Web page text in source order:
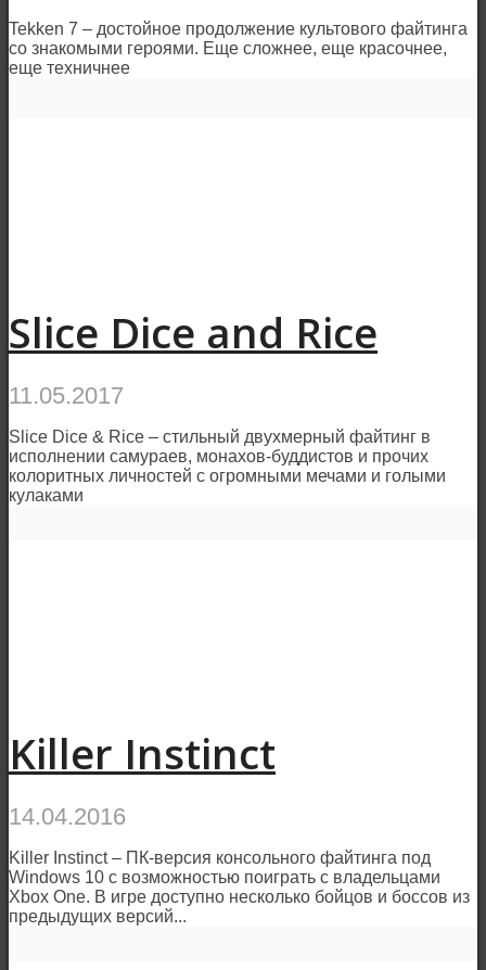
Tekken 7 – достойное продолжение культового файтинга
со знакомыми героями. Еще сложнее, еще красочнее,
еще техничнее
Slice Dice and Rice
11.05.2017
Slice Dice & Rice – стильный двухмерный файтинг в
исполнении самураев, монахов-буддистов и прочих
колоритных личностей с огромными мечами и голыми
кулаками
Killer Instinct
14.04.2016
Killer Instinct – ПК-версия консольного файтинга под
Windows 10 с возможностью поиграть с владельцами
Xbox One. В игре доступно несколько бойцов и боссов из
предыдущих версий...